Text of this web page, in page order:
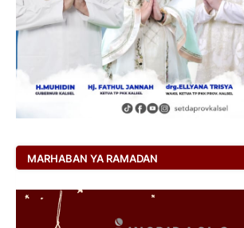
MARHABAN YA RAMADAN